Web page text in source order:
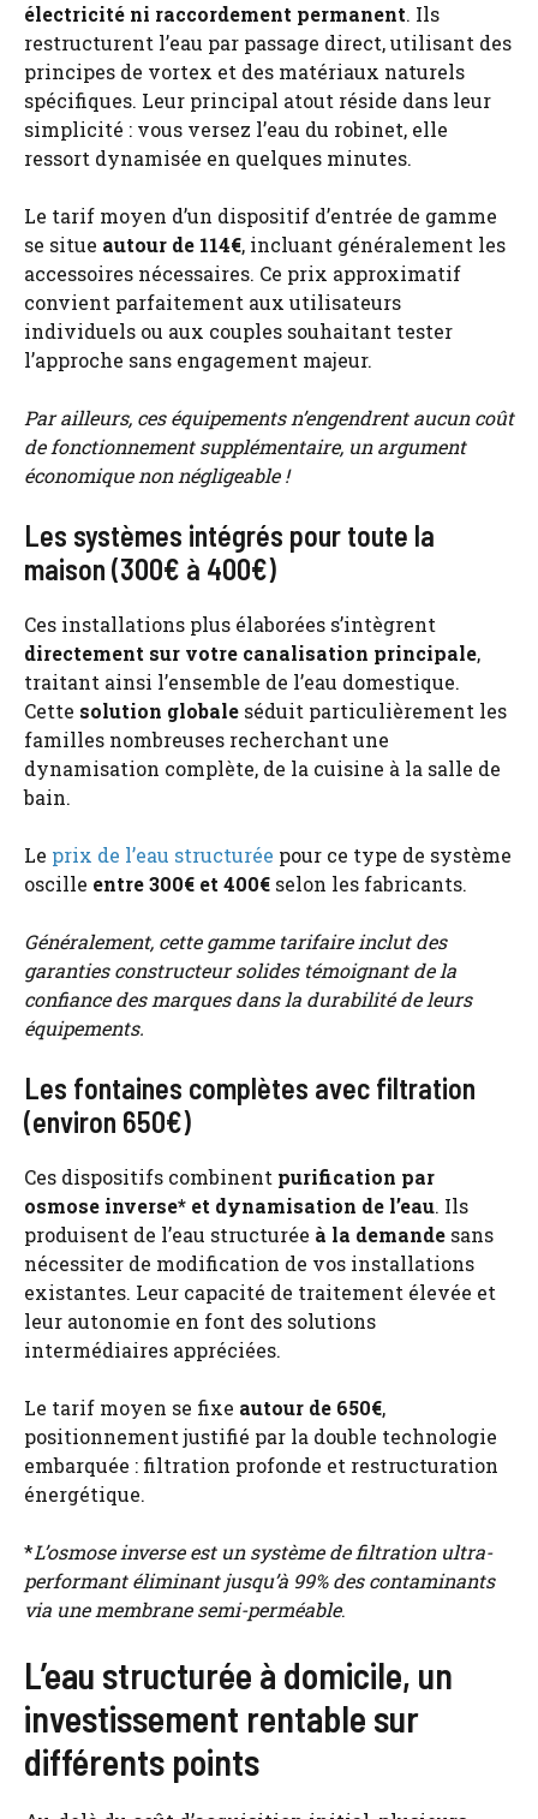
électricité ni raccordement permanent. Ils
restructurent l’eau par passage direct, utilisant des
principes de vortex et des matériaux naturels
spécifiques. Leur principal atout réside dans leur
simplicité : vous versez l’eau du robinet, elle
ressort dynamisée en quelques minutes.
Le tarif moyen d’un dispositif d’entrée de gamme
se situe autour de 114€, incluant généralement les
accessoires nécessaires. Ce prix approximatif
convient parfaitement aux utilisateurs
individuels ou aux couples souhaitant tester
l’approche sans engagement majeur.
Par ailleurs, ces équipements n’engendrent aucun coût
de fonctionnement supplémentaire, un argument
économique non négligeable !
Les systèmes intégrés pour toute la
maison (300€ à 400€)
Ces installations plus élaborées s’intègrent
directement sur votre canalisation principale,
traitant ainsi l’ensemble de l’eau domestique.
Cette solution globale séduit particulièrement les
familles nombreuses recherchant une
dynamisation complète, de la cuisine à la salle de
bain.
Le prix de l’eau structurée pour ce type de système
oscille entre 300€ et 400€ selon les fabricants.
Généralement, cette gamme tarifaire inclut des
garanties constructeur solides témoignant de la
confiance des marques dans la durabilité de leurs
équipements.
Les fontaines complètes avec filtration
(environ 650€)
Ces dispositifs combinent purification par
osmose inverse* et dynamisation de l’eau. Ils
produisent de l’eau structurée à la demande sans
nécessiter de modification de vos installations
existantes. Leur capacité de traitement élevée et
leur autonomie en font des solutions
intermédiaires appréciées.
Le tarif moyen se fixe autour de 650€,
positionnement justifié par la double technologie
embarquée : filtration profonde et restructuration
énergétique.
*L’osmose inverse est un système de filtration ultra-
performant éliminant jusqu’à 99% des contaminants
via une membrane semi-perméable.
L’eau structurée à domicile, un
investissement rentable sur
différents points